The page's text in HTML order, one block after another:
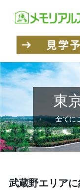
東
全てに
武蔵野エリアに